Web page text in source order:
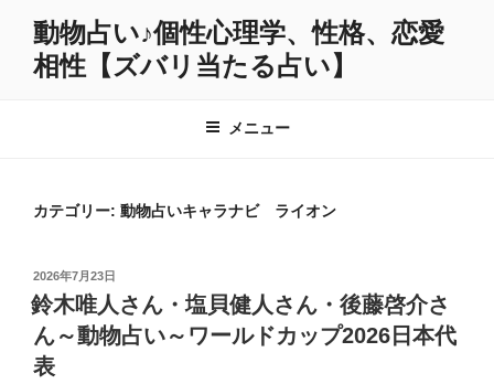
動物占い♪個性心理学、性格、恋愛
相性【ズバリ当たる占い】
メニュー
カテゴリー: 動物占いキャラナビ ライオン
投
稿
日:
2026年7月23日
鈴木唯人さん・塩貝健人さん・後藤啓介さ
ん～動物占い～ワールドカップ2026日本代
表